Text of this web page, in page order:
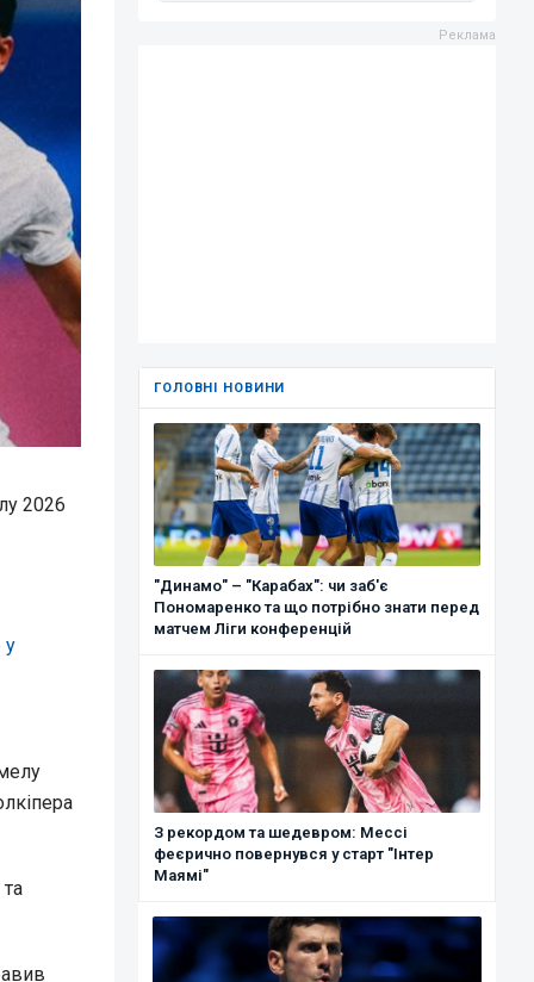
2026
у
ГОЛОВНІ НОВИНИ
"Динамо" – "Карабах": чи заб'є
Пономаренко та що потрібно знати перед
матчем Ліги конференцій
З рекордом та шедевром: Мессі
феєрично повернувся у старт "Інтер
Маямі"